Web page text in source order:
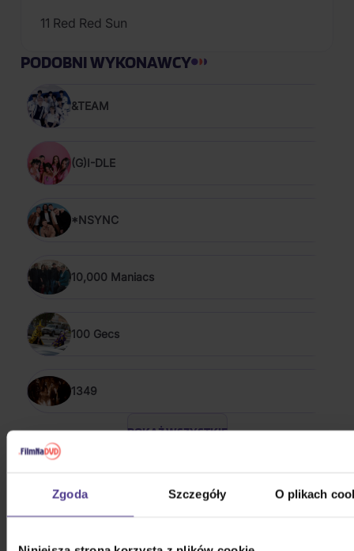
Zgoda Szczegóły O plikach
11 Red Red Sun
PODOBNI WYKONAWCY
&TEAM
(G)I-DLE
*NSYNC
10,000 Maniacs
100 Gecs
1349
POKAŻ WSZYSTKIE
POP & ROCK 2020 - 2026
Bílá Lucie: Vzkaz pro Ježíška
CD